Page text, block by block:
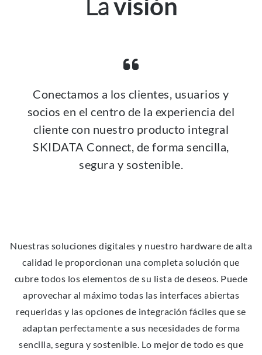
visión
Conectamos a los clientes, usuarios y
socios en el centro de la experiencia del
cliente con nuestro producto integral
SKIDATA Connect, de forma sencilla,
segura y sostenible.
Nuestras soluciones digitales y nuestro hardware de alta
calidad le proporcionan una completa solución que
cubre todos los elementos de su lista de deseos. Puede
aprovechar al máximo todas las interfaces abiertas
requeridas y las opciones de integración fáciles que se
adaptan perfectamente a sus necesidades de forma
sencilla, segura y sostenible. Lo mejor de todo es que